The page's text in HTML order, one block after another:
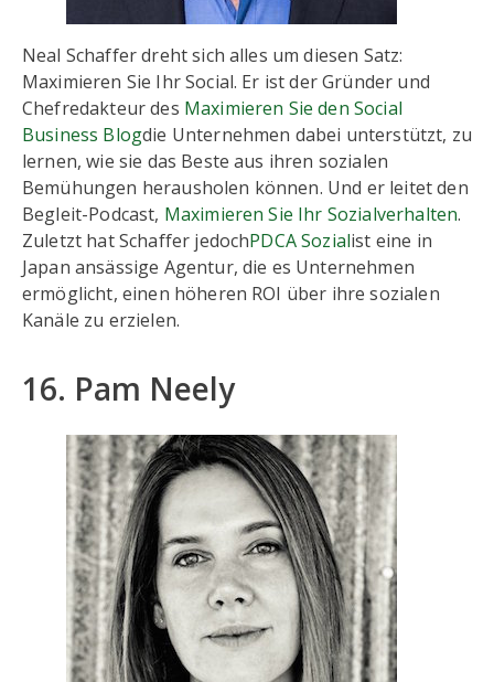
Neal Schaffer dreht sich alles um diesen Satz:
Maximieren Sie Ihr Social. Er ist der Gründer und
Chefredakteur des Maximieren Sie den Social
Business Blogdie Unternehmen dabei unterstützt, zu
lernen, wie sie das Beste aus ihren sozialen
Bemühungen herausholen können. Und er leitet den
Begleit-Podcast, Maximieren Sie Ihr Sozialverhalten.
Zuletzt hat Schaffer jedochPDCA Sozialist eine in
Japan ansässige Agentur, die es Unternehmen
ermöglicht, einen höheren ROI über ihre sozialen
Kanäle zu erzielen.
16. Pam Neely